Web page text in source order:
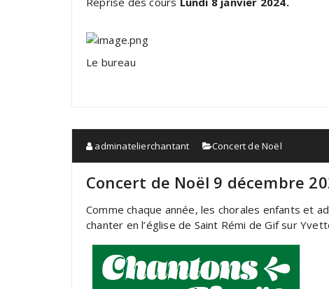
Le bureau
adminatelierchantant Concert de Noël
Concert de Noël 9 décembre
Comme chaque année, les chorales enfants et
chanter en l’église de Saint Rémi de Gif sur